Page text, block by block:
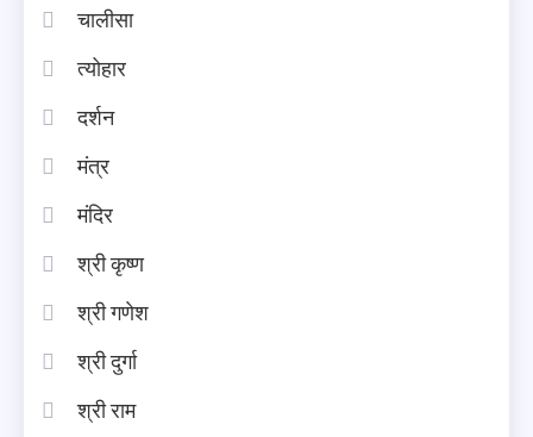
चालीसा
त्योहार
दर्शन
मंत्र
मंदिर
श्री कृष्ण
श्री गणेश
श्री दुर्गा
श्री राम